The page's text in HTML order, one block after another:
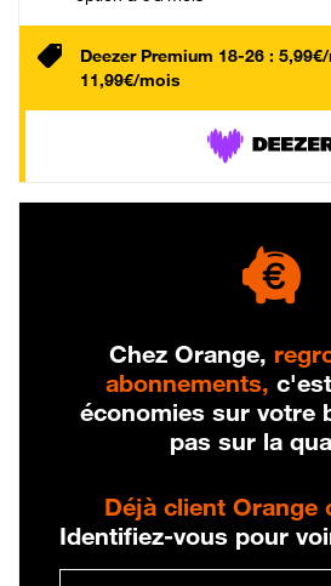
Deezer Premium 18-26 :
11,99€/mois
Chez Orange,
abonnements,
économies sur votre
pas sur la
Déjà client Orange
Identifiez-vous pour